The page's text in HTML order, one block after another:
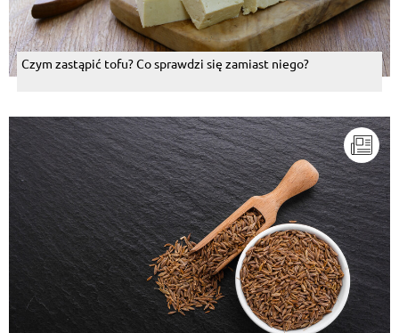
Czym zastąpić tofu? Co sprawdzi się zamiast niego?